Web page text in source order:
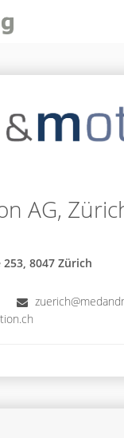
AG,
8047 Zürich